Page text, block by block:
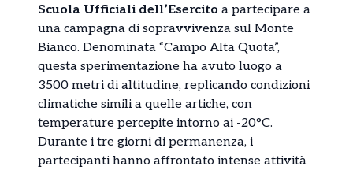
Scuola Ufficiali dell’Esercito a partecipare a
una campagna di sopravvivenza sul Monte
Bianco. Denominata “Campo Alta Quota”,
questa sperimentazione ha avuto luogo a
3500 metri di altitudine, replicando condizioni
climatiche simili a quelle artiche, con
temperature percepite intorno ai -20°C.
Durante i tre giorni di permanenza, i
partecipanti hanno affrontato intense attività